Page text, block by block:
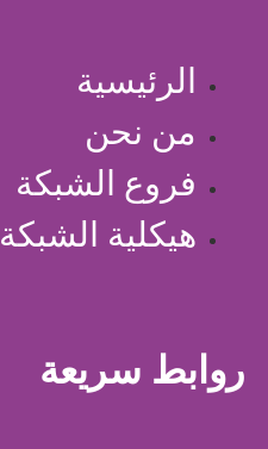
الرئيسية
من نحن
فروع الشبكة
هيكلية الشبكة
روابط سريعة